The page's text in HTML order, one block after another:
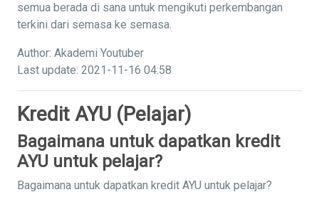
semua berada di sana untuk mengikuti perkembangan
terkini dari semasa ke semasa.
Author: Akademi Youtuber
Last update: 2021-11-16 04:58
Kredit AYU (Pelajar)
Bagaimana untuk dapatkan kredit
AYU untuk pelajar?
Bagaimana untuk dapatkan kredit AYU untuk pelajar?